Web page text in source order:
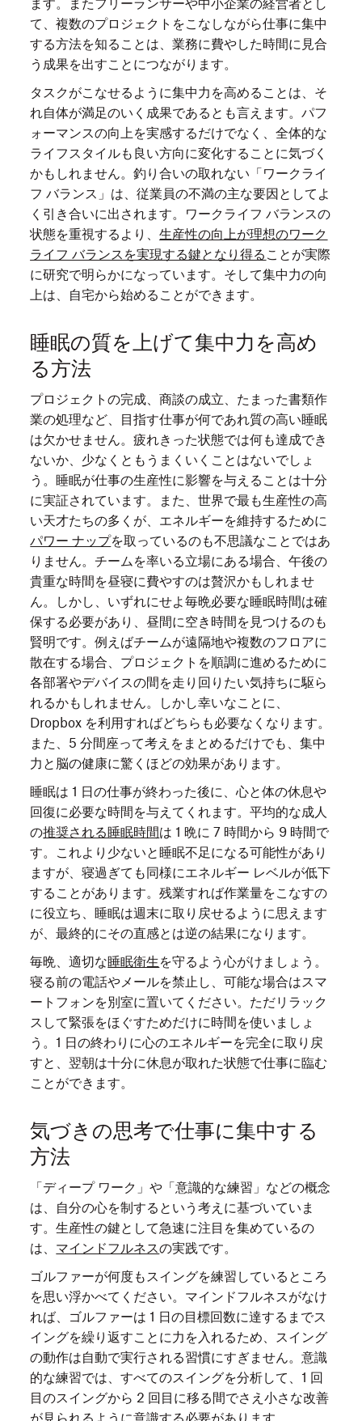
ます。またフリーランサーや中小企業の経営者とし
て、複数のプロジェクトをこなしながら仕事に集中
する方法を知ることは、業務に費やした時間に見合
う成果を出すことにつながります。
タスクがこなせるように集中力を高めることは、そ
れ自体が満足のいく成果であるとも言えます。パフ
ォーマンスの向上を実感するだけでなく、全体的な
ライフスタイルも良い方向に変化することに気づく
かもしれません。釣り合いの取れない「ワークライ
フ バランス」は、従業員の不満の主な要因としてよ
く引き合いに出されます。ワークライフ バランスの
状態を重視するより、生産性の向上が理想のワーク
ライフ バランスを実現する鍵となり得る ことが実際
に研究で明らかになっています。そして集中力の向
上は、自宅から始めることができます。
睡眠の質を上げて集中力を高め
る方法
プロジェクトの完成、商談の成立、たまった書類作
業の処理など、目指す仕事が何であれ質の高い睡眠
は欠かせません。疲れきった状態では何も達成でき
ないか、少なくともうまくいくことはないでしょ
う。睡眠が仕事の生産性に影響を与えることは十分
に実証されています。また、世界で最も生産性の高
い天才たちの多くが、エネルギーを維持するために
パワー ナップを取っているのも不思議なことではあ
りません。チームを率いる立場にある場合、午後の
貴重な時間を昼寝に費やすのは贅沢かもしれませ
ん。しかし、いずれにせよ毎晩必要な睡眠時間は確
保する必要があり、昼間に空き時間を見つけるのも
賢明です。例えばチームが遠隔地や複数のフロアに
散在する場合、プロジェクトを順調に進めるために
各部署やデバイスの間を走り回りたい気持ちに駆ら
れるかもしれません。しかし幸いなことに、
Dropbox を利用すればどちらも必要なくなります。
また、5 分間座って考えをまとめるだけでも、集中
力と脳の健康に驚くほどの効果があります。
睡眠は 1 日の仕事が終わった後に、心と体の休息や
回復に必要な時間を与えてくれます。平均的な成人
の推奨される睡眠時間は 1 晩に 7 時間から 9 時間で
す。これより少ないと睡眠不足になる可能性があり
ますが、寝過ぎても同様にエネルギー レベルが低下
することがあります。残業すれば作業量をこなすの
に役立ち、睡眠は週末に取り戻せるように思えます
が、最終的にその直感とは逆の結果になります。
毎晩、適切な睡眠衛生を守るよう心がけましょう。
寝る前の電話やメールを禁止し、可能な場合はスマ
ートフォンを別室に置いてください。ただリラック
スして緊張をほぐすためだけに時間を使いましょ
う。1 日の終わりに心のエネルギーを完全に取り戻
すと、翌朝は十分に休息が取れた状態で仕事に臨む
ことができます。
気づきの思考で仕事に集中する
方法
「ディープ ワーク」や「意識的な練習」などの概念
は、自分の心を制するという考えに基づいていま
す。生産性の鍵として急速に注目を集めているの
は、 マインドフルネスの実践です。
ゴルファーが何度もスイングを練習しているところ
を思い浮かべてください。マインドフルネスがなけ
れば、ゴルファーは 1 日の目標回数に達するまでス
イングを繰り返すことに力を入れるため、スイング
の動作は自動で実行される習慣にすぎません。意識
的な練習では、すべてのスイングを分析して、1 回
目のスイングから 2 回目に移る間でさえ小さな改善
が見られるように意識する必要があります。